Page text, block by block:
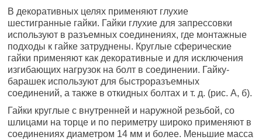
В декоративных целях применяют глухие
шестигранные гайки. Гайки глухие для запрессовки
используют в разъемных соеди­нениях, где монтажные
подходы к гайке затруднены. Круглые сферические
гайки применяют как декоративные и для исключе­ния
изгибающих нагрузок на болт в соединении. Гайку-
барашек используют для быстроразъемных
соединений, а также в откидных болтах и т. д. (рис. А, б).
Гайки круглые с внутренней и наружной резьбой, со
шлицами на торце и по периметру широко применяют в
соединениях диа­метром 14 мм и более. Меньшие масса